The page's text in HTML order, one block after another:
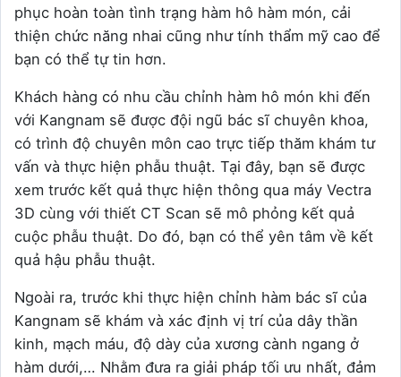
phục hoàn toàn tình trạng hàm hô hàm món, cải
thiện chức năng nhai cũng như tính thẩm mỹ cao để
bạn có thể tự tin hơn.
Khách hàng có nhu cầu chỉnh hàm hô món khi đến
với Kangnam sẽ được đội ngũ bác sĩ chuyên khoa,
có trình độ chuyên môn cao trực tiếp thăm khám tư
vấn và thực hiện phẫu thuật. Tại đây, bạn sẽ được
xem trước kết quả thực hiện thông qua máy Vectra
3D cùng với thiết CT Scan sẽ mô phỏng kết quả
cuộc phẫu thuật. Do đó, bạn có thể yên tâm về kết
quả hậu phẫu thuật.
Ngoài ra, trước khi thực hiện chỉnh hàm bác sĩ của
Kangnam sẽ khám và xác định vị trí của dây thần
kinh, mạch máu, độ dày của xương cành ngang ở
hàm dưới,… Nhằm đưa ra giải pháp tối ưu nhất, đảm